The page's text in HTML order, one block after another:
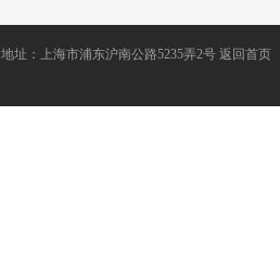
地址：上海市浦东沪南公路5235弄2号 返回首页